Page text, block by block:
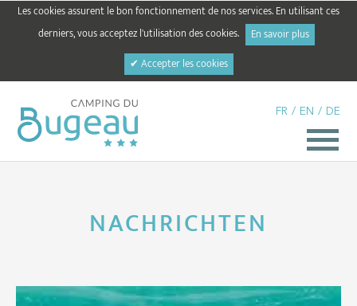
Les cookies assurent le bon fonctionnement de nos services. En utilisant ces
derniers, vous acceptez l'utilisation des cookies.
En savoir plus
✔ Accepter les cookies
FR / EN / DE
NACHRICHTEN